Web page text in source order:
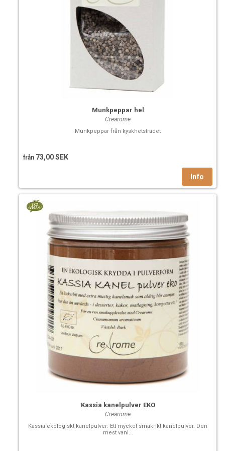
Munkpeppar hel
Crearome
Munkpeppar från kyskhetsträdet
från 73,00 SEK
Kassia kanelpulver EKO
Crearome
Kassia ekologiskt kanelpulver: Ett mycket smakrikt kanelpulver. Den
mest vanl...